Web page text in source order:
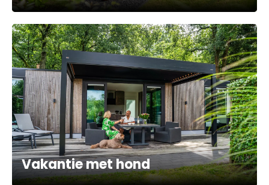
Vakantie met hond